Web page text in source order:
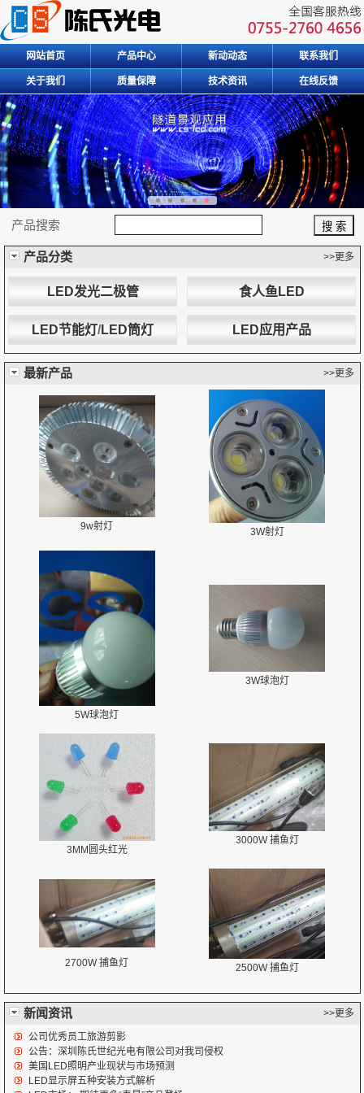
网站首页 产品中心 新动动态 联系我们
关于我们 质量保障 技术资讯 在线反馈
产品搜索
产品分类 >>更多
LED发光二极管 食人鱼LED
LED节能灯/LED筒灯 LED应用产品
最新产品 >>更多
9w射灯 3W射灯
5W球泡灯
3W球泡灯
3MM圆头红光
3000W 捕鱼灯
2700W 捕鱼灯 2500W 捕鱼灯
新闻资讯 >>更多
公司优秀员工旅游剪影
公告：深圳陈氏世纪光电有限公司对我司侵权
美国LED照明产业现状与市场预测
LED显示屏五种安装方式解析